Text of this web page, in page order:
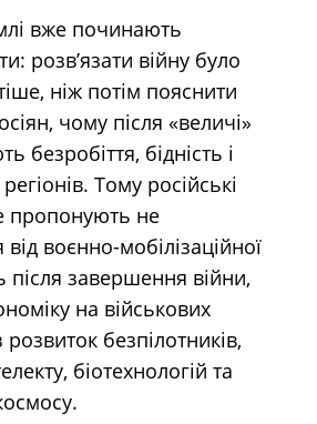
вже починають
розв’язати війну було
ніж потім пояснити
чому після «величі»
безробіття, бідність і
Тому російські
пропонують не
від воєнно-мобілізаційної
після завершення війни,
на військових
безпілотників,
біотехнологій та